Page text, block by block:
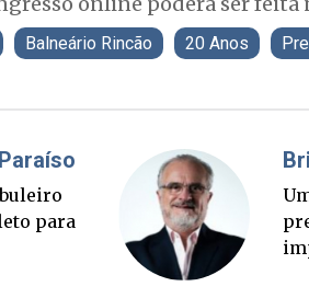
Balneário Rincão 20 Anos
virou